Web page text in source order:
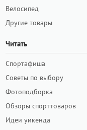
Велосипед
Другие товары
Читать
Спортафиша
Советы по выбору
Фотоподборка
Обзоры спорттоваров
Идеи уикенда